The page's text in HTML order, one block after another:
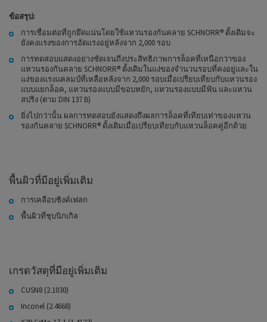
ข้อสรุป:
การเชื่อมต่อที่ถูกยึดแน่นโดยใช้แหวนรองกันคลาย SCHNORR® ดั้งเดิมจะ
ยังคงแรงของการอัดแรงอยู่หลังจาก 2,000 รอบ
การทดสอบแสดงอย่างชัดเจนถึงประสิทธิภาพการล็อคที่เหนือกว่าของ
แหวนรองกันคลาย SCHNORR® ดั้งเดิมในแง่ของจำนวนรอบที่คงอยู่และใน
แง่ของแรงแคลมป์ที่เหลือหลังจาก 2,000 รอบเมื่อเปรียบเทียบกับแหวนรอง
แบบแยกล็อค, แหวนรองแบบมีขอบหยัก, แหวนรองแบบมีฟัน และแหวน
สปริง (ตาม DIN 137 B)
ยิ่งไปกว่านั้น ผลการทดสอบยังแสดงถึงผลการล็อคที่เทียบเท่าของแหวน
รองกันคลาย SCHNORR® ดั้งเดิมเมื่อเปรียบเทียบกับแหวนล็อคคู่อีกด้วย
พื้นผิวที่มีอยู่เพิ่มเติม
การเคลือบซิงค์เฟลก
พื้นผิวที่ชุบนิกเกิล
เกรดวัสดุที่มีอยู่เพิ่มเติม
CUSN8 (2.1030)
Inconel (2.4668)